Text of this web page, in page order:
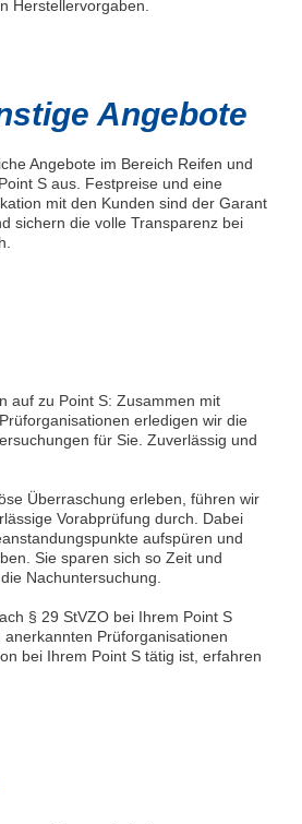
Herstellervorgaben.
Angebote
Angebote im Bereich Reifen und
S aus. Festpreise und eine
mit den Kunden sind der Garant
sichern die volle Transparenz bei
auf zu Point S: Zusammen mit
erledigen wir die
für Sie. Zuverlässig und
Überraschung erleben, führen wir
Vorabprüfung durch. Dabei
aufspüren und
Sie sparen sich so Zeit und
Nachuntersuchung.
§ 29 StVZO bei Ihrem Point S
Prüforganisationen
bei Ihrem Point S tätig ist, erfahren